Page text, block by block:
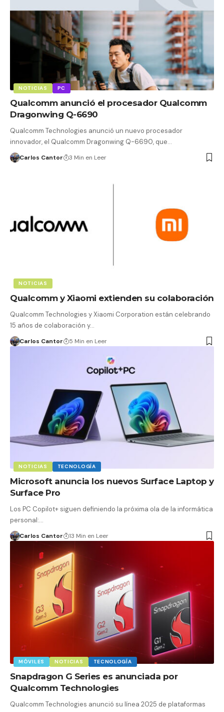
NOTICIAS PC
Qualcomm anunció el procesador Qualcomm
Dragonwing Q-6690
Qualcomm Technologies anunció un nuevo procesador
innovador, el Qualcomm Dragonwing Q-6690, que…
Carlos Cantor 3 Min en Leer
NOTICIAS
Qualcomm y Xiaomi extienden su colaboración
Qualcomm Technologies y Xiaomi Corporation están celebrando
15 años de colaboración y…
Carlos Cantor 5 Min en Leer
NOTICIAS TECNOLOGÍA
Microsoft anuncia los nuevos Surface Laptop y
Surface Pro
Los PC Copilot+ siguen definiendo la próxima ola de la informática
personal:…
Carlos Cantor 13 Min en Leer
MÓVILES NOTICIAS TECNOLOGÍA
Snapdragon G Series es anunciada por
Qualcomm Technologies
Qualcomm Technologies anunció su línea 2025 de plataformas